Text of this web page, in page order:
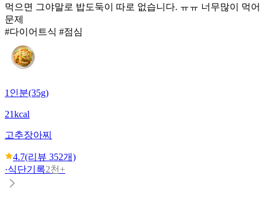
먹으면 그야말로 밥도둑이 따로 없습니다. ㅠㅠ 너무많이 먹어
문제
#다이어트식 #점심
1인분(35g)
21kcal
고추장아찌
4.7(리뷰 352개)
·식단기록2천+